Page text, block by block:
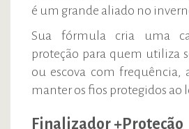
é um grande aliado no
Sua fórmula cria uma
proteção para quem utiliza
ou escova com frequência,
manter os fios protegidos ao
Finalizador +Proteção